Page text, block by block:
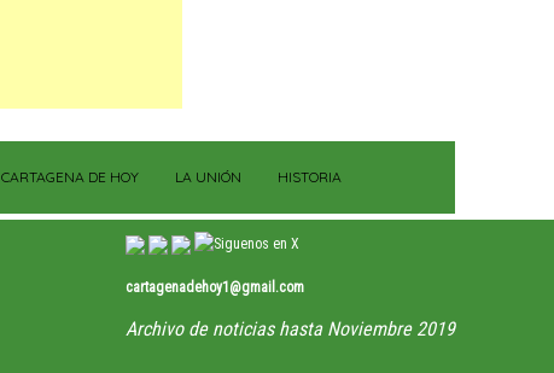
CARTAGENA DE HOY LA UNIÓN HISTORIA
cartagenadehoy1@gmail.com
Archivo de noticias hasta Noviembre 2019